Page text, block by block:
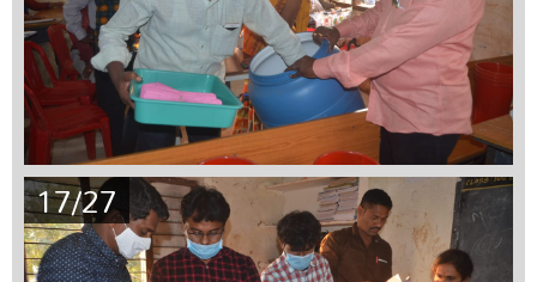
17/27